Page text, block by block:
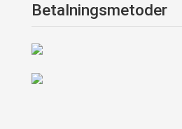
Betalningsmetoder